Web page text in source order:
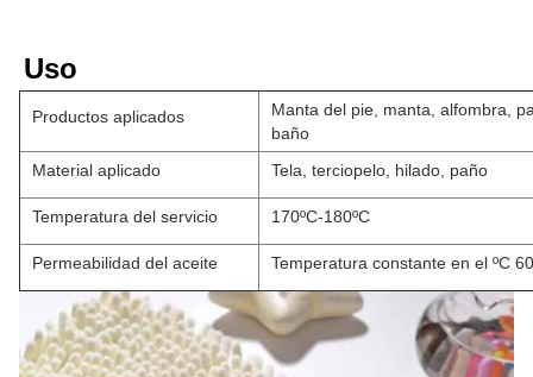
Uso
Productos aplicados
Manta del pie, manta, alfombra,
baño
Material aplicado
Tela, terciopelo, hilado, paño
Temperatura del servicio 170ºC-180ºC
Permeabilidad del aceite Temperatura constante en el ºC